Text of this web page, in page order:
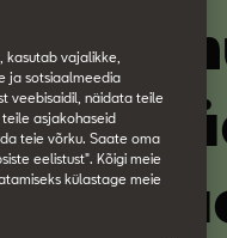
kasutab vajalikke,
ja sotsiaalmeedia
veebisaidil, näidata teile
teile asjakohaseid
teie võrku. Saate oma
eelistust". Kõigi meie
külastage meie